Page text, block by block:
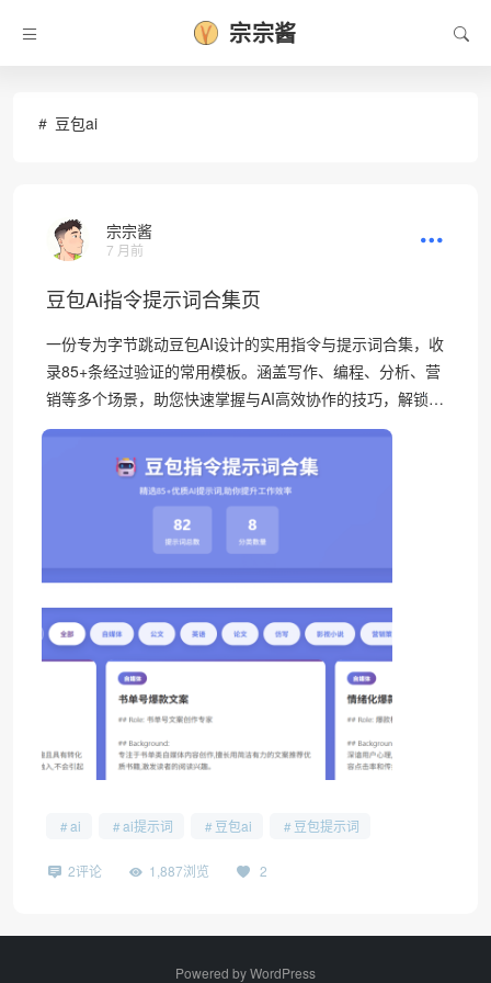
宗宗酱
豆包ai
宗宗酱
7 月前
豆包Ai指令提示词合集页
一份专为字节跳动豆包AI设计的实用指令与提示词合集，收
录85+条经过验证的常用模板。涵盖写作、编程、分析、营
销等多个场景，助您快速掌握与AI高效协作的技巧，解锁…
ai ai提示词 豆包ai 豆包提示词
2评论 1,887浏览 2
Powered byWordPress